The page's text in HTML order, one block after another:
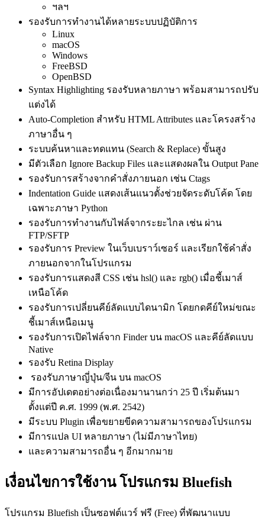
ฯลฯ
รองรับการทำงานได้หลายระบบปฏิบัติการ
Linux
macOS
Windows
FreeBSD
OpenBSD
Syntax Highlighting รองรับหลายภาษา พร้อมสามารถปรับ
แต่งได้
Auto-Completion สำหรับ HTML Attributes และโครงสร้าง
ภาษาอื่น ๆ
ระบบค้นหาและทดแทน (Search & Replace) ขั้นสูง
มีตัวเลือก Ignore Backup Files และแสดงผลใน Output Pane
รองรับการสร้างจากคำสั่งภายนอก เช่น Ctags
Indentation Guide แสดงเส้นแนวตั้งช่วยจัดระดับโค้ด โดย
เฉพาะภาษา Python
รองรับการทำงานกับไฟล์จากระยะไกล เช่น ผ่าน
FTP/SFTP
รองรับการ Preview ในเว็บเบราว์เซอร์ และเรียกใช้คำสั่ง
ภายนอกจากในโปรแกรม
รองรับการแสดงสี CSS เช่น hsl() และ rgb() เมื่อชี้เมาส์
เหนือโค้ด
รองรับการเปลี่ยนคีย์ลัดแบบไดนามิก โดยกดคีย์ใหม่ขณะ
ชี้เมาส์เหนือเมนู
รองรับการเปิดไฟล์จาก Finder บน macOS และคีย์ลัดแบบ
Native
รองรับ Retina Display
รองรับภาษาญี่ปุ่น/จีน บน macOS
มีการอัปเดตอย่างต่อเนื่องมานานกว่า 25 ปี เริ่มต้นมา
ตั้งแต่ปี ค.ศ. 1999 (พ.ศ. 2542)
มีระบบ Plugin เพื่อขยายขีดความสามารถของโปรแกรม
มีการแปล UI หลายภาษา (ไม่มีภาษาไทย)
และความสามารถอื่น ๆ อีกมากมาย
เงื่อนไขการใช้งาน โปรแกรม Bluefish
โปรแกรม Bluefish เป็นซอฟต์แวร์ ฟรี (Free) ที่พัฒนาแบบ